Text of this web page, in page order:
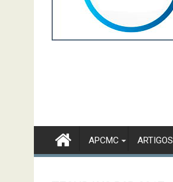
APCMC ARTIGOS